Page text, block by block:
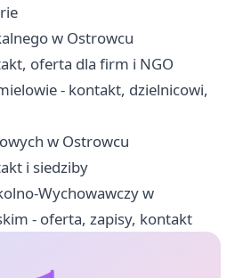
w Ostrowcu
oferta dla firm i NGO
- kontakt, dzielnicowi,
w Ostrowcu
i siedziby
Wychowawczy w
- oferta, zapisy, kontakt